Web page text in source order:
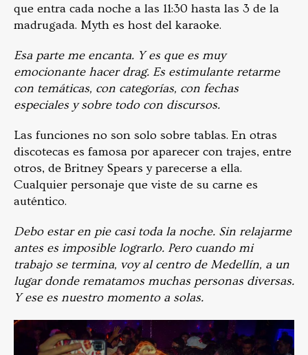
que entra cada noche a las 11:30 hasta las 3 de la
madrugada. Myth es host del karaoke.
Esa parte me encanta. Y es que es muy
emocionante hacer drag. Es estimulante retarme
con temáticas, con categorías, con fechas
especiales y sobre todo con discursos.
Las funciones no son solo sobre tablas. En otras
discotecas es famosa por aparecer con trajes, entre
otros, de Britney Spears y parecerse a ella.
Cualquier personaje que viste de su carne es
auténtico.
Debo estar en pie casi toda la noche. Sin relajarme
antes es imposible lograrlo. Pero cuando mi
trabajo se termina, voy al centro de Medellín, a un
lugar donde rematamos muchas personas diversas.
Y ese es nuestro momento a solas.